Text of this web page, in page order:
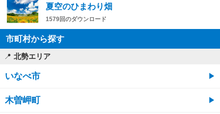
夏空のひまわり畑
1579回のダウンロード
市町村から探す
北勢エリア
いなべ市
木曽岬町